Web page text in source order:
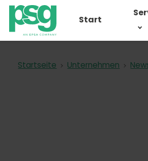
Start
Startseite Unternehmen